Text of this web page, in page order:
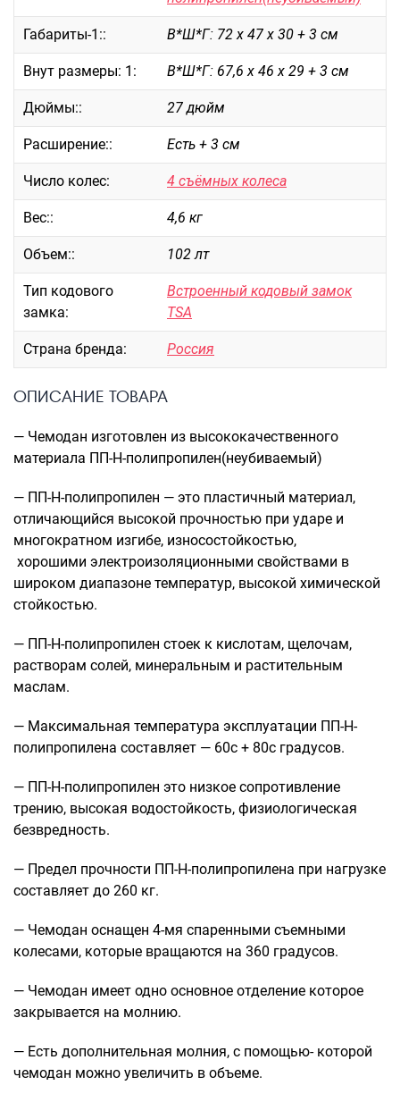
Саквояжи
Распродажа
Сумки
Сумки колесные
Сумки спортивные
Сумки деловые
Сумки поясные
Сумки пляжные
Сумки для ноутбуков
Сумки-тележки хозяйственные
Сумки-рюкзаки на колёсах
Сумки детские
Рюкзаки
Рюкзаки городские
Рюкзаки подростковые
Рюкзаки детские
Рюкзаки для охоты-рыбалки
Рюкзаки на колесах
ШОППЕРЫ
Кейсы и планшеты
Аксессуары
Пеналы для школы
Габариты-1:: В*Ш*Г: 72 х 47 х 30 + 3 см
Внут размеры: 1: В*Ш*Г: 67,6 х 46 х 29 + 3 см
Дюймы:: 27 дюйм
Расширение:: Есть + 3 см
Число колес: 4 съёмных колеса
Вес:: 4,6 кг
Объем:: 102 лт
Тип кодового
замка:
Встроенный кодовый замок
TSA
Страна бренда: Россия
ОПИСАНИЕ ТОВАРА
— Чемодан изготовлен из высококачественного
материала ПП-Н-полипропилен(неубиваемый)
— ПП-Н-полипропилен — это пластичный материал,
отличающийся высокой прочностью при ударе и
многократном изгибе, износостойкостью,
хорошими электроизоляционными свойствами в
широком диапазоне температур, высокой химической
стойкостью.
— ПП-Н-полипропилен стоек к кислотам, щелочам,
растворам солей, минеральным и растительным
маслам.
— Максимальная температура эксплуатации ПП-Н-
полипропилена составляет — 60с + 80с градусов.
— ПП-Н-полипропилен это низкое сопротивление
трению, высокая водостойкость, физиологическая
безвредность.
— Предел прочности ПП-Н-полипропилена при нагрузке
составляет до 260 кг.
— Чемодан оснащен 4-мя спаренными съемными
колесами, которые вращаются на 360 градусов.
— Чемодан имеет одно основное отделение которое
закрывается на молнию.
— Есть дополнительная молния, с помощью- которой
чемодан можно увеличить в объеме.